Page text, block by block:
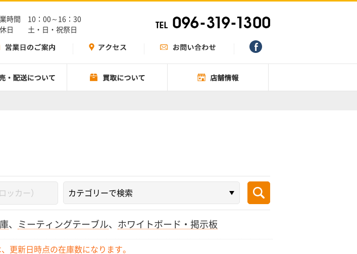
時間 10：00～16：30
日 土・日・祝祭日
、 ミーティングテーブル、 ホワイトボード・掲示板
更新日時点の在庫数になります。